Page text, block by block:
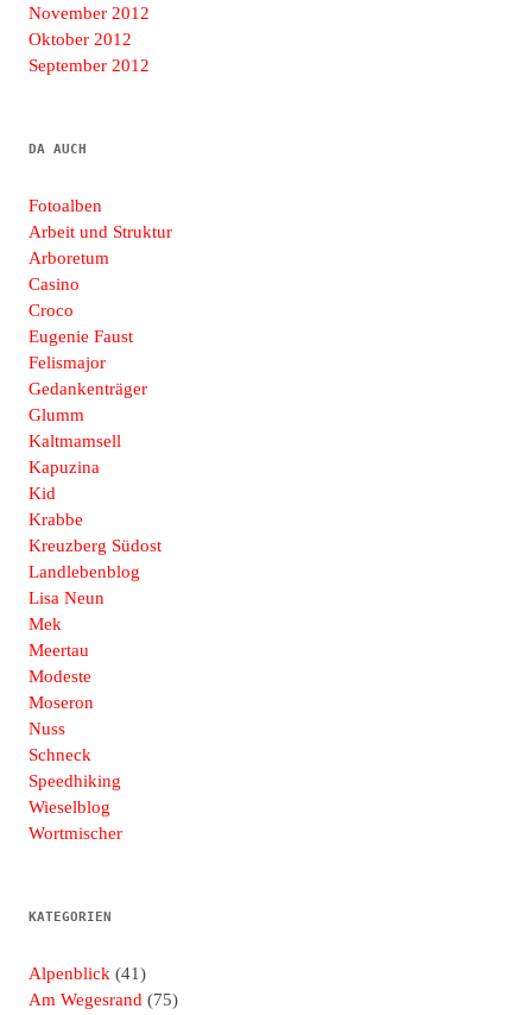
November 2012
Oktober 2012
September 2012
DA AUCH
Fotoalben
Arbeit und Struktur
Arboretum
Casino
Croco
Eugenie Faust
Felismajor
Gedankenträger
Glumm
Kaltmamsell
Kapuzina
Kid
Krabbe
Kreuzberg Südost
Landlebenblog
Lisa Neun
Mek
Meertau
Modeste
Moseron
Nuss
Schneck
Speedhiking
Wieselblog
Wortmischer
KATEGORIEN
Alpenblick (41)
Am Wegesrand (75)